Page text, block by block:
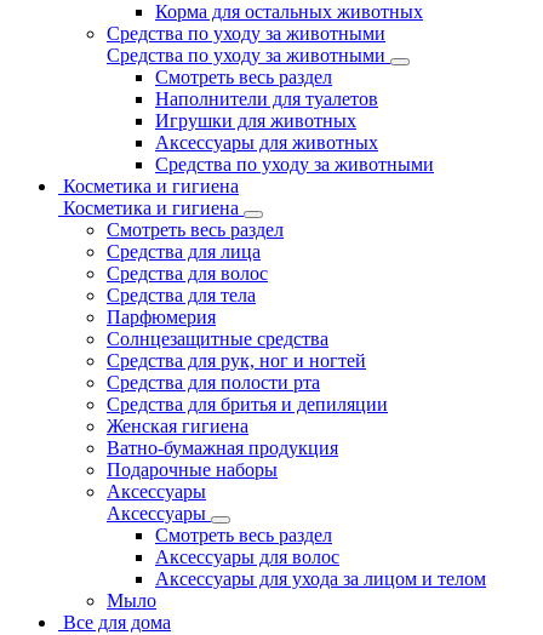
Корма для остальных животных
Средства по уходу за животными
Средства по уходу за животными
Смотреть весь раздел
Наполнители для туалетов
Игрушки для животных
Аксессуары для животных
Средства по уходу за животными
Косметика и гигиена
Косметика и гигиена
Смотреть весь раздел
Средства для лица
Средства для волос
Средства для тела
Парфюмерия
Солнцезащитные средства
Средства для рук, ног и ногтей
Средства для полости рта
Средства для бритья и депиляции
Женская гигиена
Ватно-бумажная продукция
Подарочные наборы
Аксессуары
Аксессуары
Смотреть весь раздел
Аксессуары для волос
Аксессуары для ухода за лицом и телом
Мыло
Все для дома